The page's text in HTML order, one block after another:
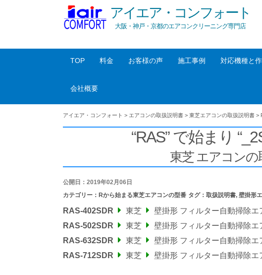
アイエア・コンフォート
大阪・神戸・京都のエアコンクリーニング専門店
TOP 料金 お客様の声 施工事例 対応機種と
会社概要
アイエア・コンフォート > エアコンの取扱説明書 > 東芝エアコンの取扱説明書 >
“RAS” で始まり
東芝 エアコンの
公開日：2019年02月06日
カテゴリー： Rから始まる東芝エアコンの型番 タグ： 取扱説明書, 壁掛形
RAS-402SDR 東芝 壁掛形 フィルター自動掃除エ
RAS-502SDR
東芝 壁掛形 フィルター自動掃除エ
RAS-632SDR
東芝 壁掛形 フィルター自動掃除エ
RAS-712SDR
東芝 壁掛形 フィルター自動掃除エ